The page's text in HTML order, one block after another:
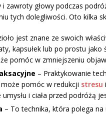
zawroty głowy podczas
tych dolegliwości. Oto kilka
jest znane ze swoich
kapsułek lub po prostu jako
pomóc w zmniejszeniu
– Praktykowanie
pomóc w redukcji stresu
i ciała przed podróżą
– To technika, która polega